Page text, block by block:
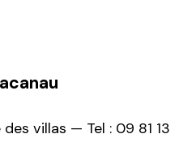
villas — Tel : 09 81 13